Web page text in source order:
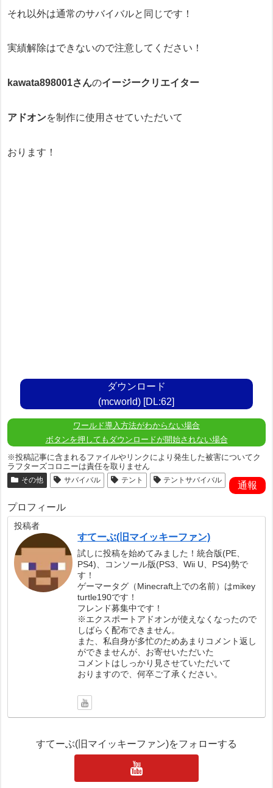
それ以外は通常のサバイバルと同じです！
実績解除はできないので注意してください！
kawata898001さんのイージークリエイター
アドオンを制作に使用させていただいて
おります！
ダウンロード
(mcworld) [DL:62]
ワールド導入方法がわからない場合
ボタンを押してもダウンロードが開始されない場合
※投稿記事に含まれるファイルやリンクにより発生した被害についてク
ラフターズコロニーは責任を取りません
通報
その他 サバイバル テント テントサバイバル
プロフィール
投稿者
すてーぶ(旧マイッキーファン)
試しに投稿を始めてみました！統合版(PE、
PS4)、コンソール版(PS3、Wii U、PS4)勢で
す！
ゲーマータグ（Minecraft上での名前）はmikey
turtle190です！
フレンド募集中です！
※エクスポートアドオンが使えなくなったので
しばらく配布できません。
また、私自身が多忙のためあまりコメント返し
ができませんが、お寄せいただいた
コメントはしっかり見させていただいて
おりますので、何卒ご了承ください。
すてーぶ(旧マイッキーファン)をフォローする